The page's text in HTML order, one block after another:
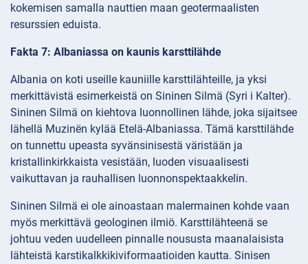
kokemisen samalla nauttien maan geotermaalisten
resurssien eduista.
Fakta 7: Albaniassa on kaunis karsttilähde
Albania on koti useille kauniille karsttilähteille, ja yksi
merkittävistä esimerkeistä on Sininen Silmä (Syri i Kalter).
Sininen Silmä on kiehtova luonnollinen lähde, joka sijaitsee
lähellä Muzinën kylää Etelä-Albaniassa. Tämä karsttilähde
on tunnettu upeasta syvänsinisestä väristään ja
kristallinkirkkaista vesistään, luoden visuaalisesti
vaikuttavan ja rauhallisen luonnonspektaakkelin.
Sininen Silmä ei ole ainoastaan malermainen kohde vaan
myös merkittävä geologinen ilmiö. Karsttilähteenä se
johtuu veden uudelleen pinnalle noususta maanalaisista
lähteistä karstikalkkikiviformaatioiden kautta. Sinisen